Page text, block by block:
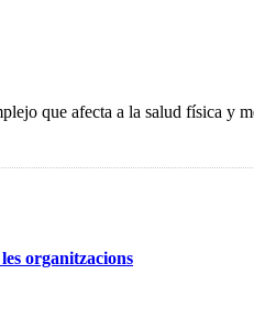
que afecta a la salud física y
organitzacions